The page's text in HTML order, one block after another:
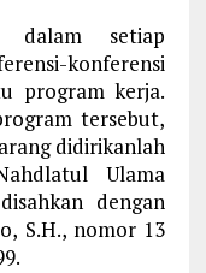
dalam setiap
konferensi
program kerja.
tersebut,
didirikanlah
Ulama
dengan
S.H., nomor 13